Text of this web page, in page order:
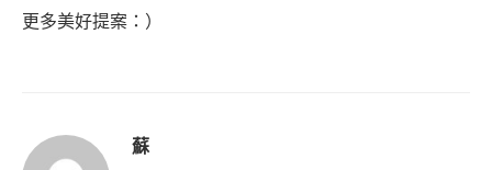
更多美好提案：）
蘇